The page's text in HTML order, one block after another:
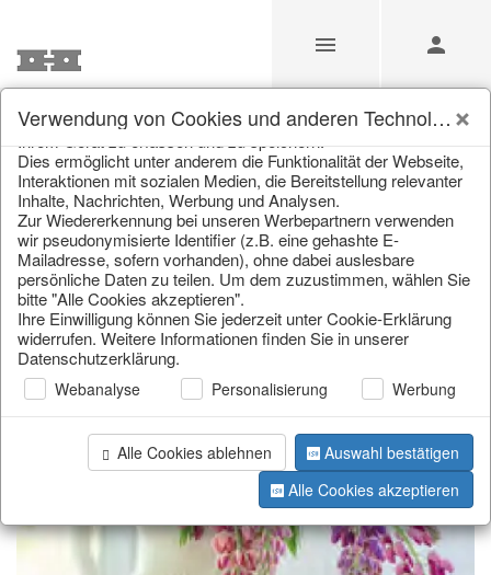
Easter Spring Summer
Home/Saisonale Deko/Easter Spring Summer
Verwendung von Cookies und anderen Technologien
Technologien (im Folgenden: Cookies), um Informationen von
Ihrem Gerät zu erfassen und zu speichern.
Dies ermöglicht unter anderem die Funktionalität der Webseite,
Interaktionen mit sozialen Medien, die Bereitstellung relevanter
Inhalte, Nachrichten, Werbung und Analysen.
Zur Wiedererkennung bei unseren Werbepartnern verwenden
wir pseudonymisierte Identifier (z.B. eine gehashte E-
Mailadresse, sofern vorhanden), ohne dabei auslesbare
persönliche Daten zu teilen. Um dem zuzustimmen, wählen Sie
bitte "Alle Cookies akzeptieren".
Ihre Einwilligung können Sie jederzeit unter Cookie-Erklärung
widerrufen. Weitere Informationen finden Sie in unserer
Datenschutzerklärung.
Webanalyse Personalisierung Werbung
Alle Cookies ablehnen
Auswahl bestätigen
Alle Cookies akzeptieren